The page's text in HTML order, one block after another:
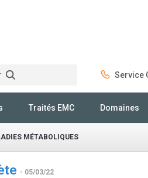
Service
Traités EMC Domaines
MÉTABOLIQUES
- 05/03/22